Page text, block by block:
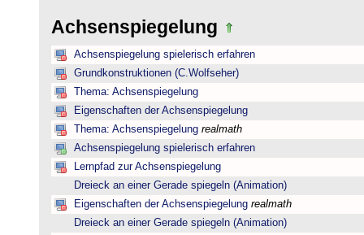
Achsenspiegelung
Achsenspiegelung spielerisch erfahren
Grundkonstruktionen (C.Wolfseher)
Thema: Achsenspiegelung
Eigenschaften der Achsenspiegelung
Thema: Achsenspiegelung realmath
Achsenspiegelung spielerisch erfahren
Lernpfad zur Achsenspiegelung
Dreieck an einer Gerade spiegeln (Animation)
Eigenschaften der Achsenspiegelung realmath
Dreieck an einer Gerade spiegeln (Animation)